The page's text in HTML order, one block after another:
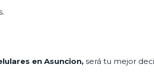
en Asuncion, será tu mejor